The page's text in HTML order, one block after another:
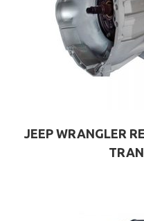
JEEP WRANGLER